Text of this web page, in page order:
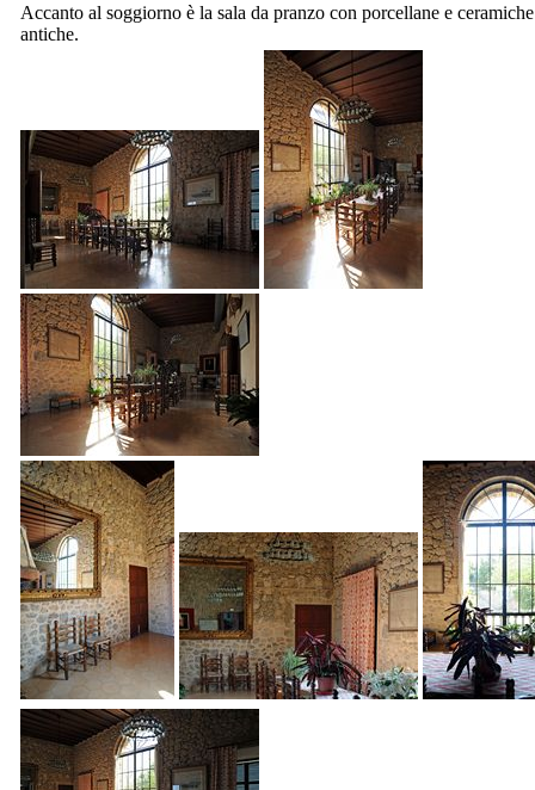
Accanto al soggiorno è la sala da pranzo con porcellane e ceramiche
antiche.